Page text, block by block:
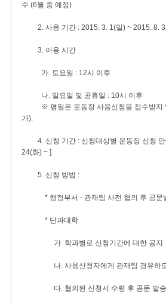
수 (6월 중 예정)
2. 사용 기간 : 2015. 3. 1(일) ~ 2015. 8.
3. 이용 시간
가. 토요일 : 12시 이후
나. 일요일 및 공휴일 : 10시 이후
※ 평일은 운동장 사용신청을 접수받지
가).
4. 신청 기간 : 신청대상별 운동장 신청 안
24(화) ~ ]
5. 신청 방법 :
* 행정부서 - 관재팀 사전 협의 후 공문
* 단과대학
가. 학과별로 신청기간에 대한 공지
나. 사용신청자에게 관재팀 경유하도
다. 협의된 신청서 수령 후 공문 발송